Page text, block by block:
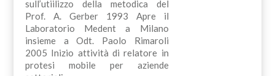
sull’utiilizzo della metodica del
Prof. A. Gerber 1993 Apre il
Laboratorio Medent a Milano
insieme a Odt. Paolo Rimaroli
2005 Inizio attività di relatore in
protesi mobile per aziende